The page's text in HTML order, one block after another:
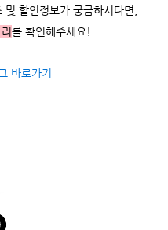
할인정보가 궁금하시다면,
를 확인해주세요!
바로가기